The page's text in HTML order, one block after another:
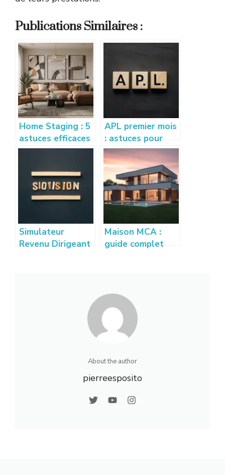
Publications Similaires :
Home Staging : 5
astuces efficaces
pour vendre son
rapidement
APL premier mois
: astuces pour
bien calculer et
optimiser vos
droits
Simulateur
Revenu Dirigeant
Maison MCA :
guide complet
About the author
pierreesposito